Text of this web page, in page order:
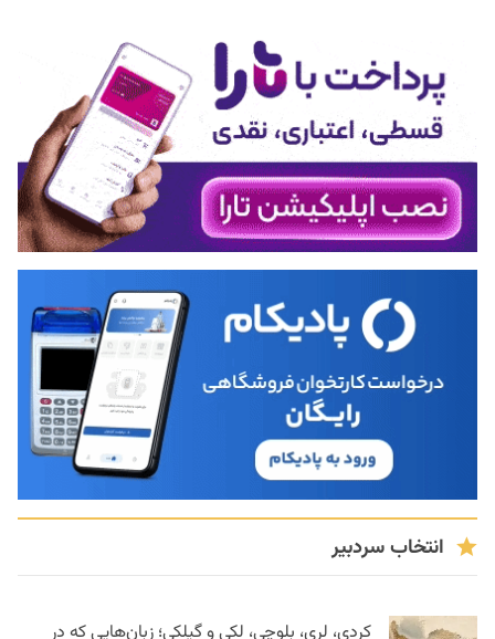
انتخاب سردبیر
کردی، لری، بلوچی، لکی و گیلکی؛ زبان‌هایی که در